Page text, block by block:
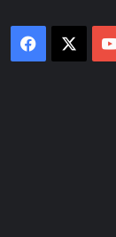
Facebook